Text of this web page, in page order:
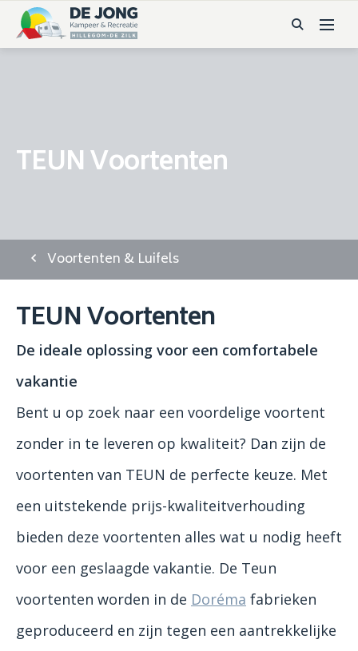
TEUN Voortenten
Voortenten & Luifels
TEUN Voortenten
De ideale oplossing voor een comfortabele
vakantie
Bent u op zoek naar een voordelige voortent
zonder in te leveren op kwaliteit? Dan zijn de
voortenten van TEUN de perfecte keuze. Met
een uitstekende prijs-kwaliteitverhouding
bieden deze voortenten alles wat u nodig heeft
voor een geslaagde vakantie. De Teun
voortenten worden in de Doréma fabrieken
geproduceerd en zijn tegen een aantrekkelijke